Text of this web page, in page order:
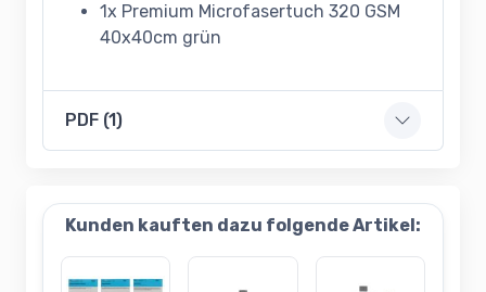
1x Premium Microfasertuch 320 GSM
40x40cm grün
PDF (1)
Kunden kauften dazu folgende Artikel: